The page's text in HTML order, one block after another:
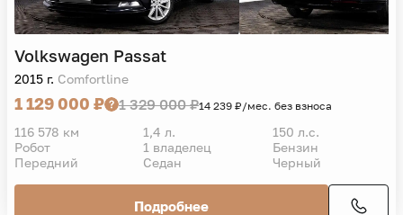
Volkswagen Passat
2015 г. Comfortline
1 129 000 ₽ 1 329 000 ₽14 239 ₽/мес. без взноса
116 578 км 1,4 л.
150 л.с.
Робот
1 владелец
Бензин
Передний
Седан Черный
Подробнее